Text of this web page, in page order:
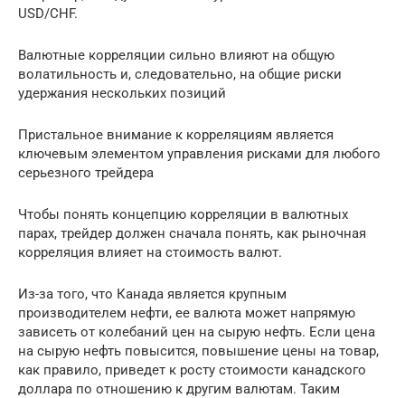
USD/CHF.
Валютные корреляции сильно влияют на общую
волатильность и, следовательно, на общие риски
удержания нескольких позиций
Пристальное внимание к корреляциям является
ключевым элементом управления рисками для любого
серьезного трейдера
Чтобы понять концепцию корреляции в валютных
парах, трейдер должен сначала понять, как рыночная
корреляция влияет на стоимость валют.
Из-за того, что Канада является крупным
производителем нефти, ее валюта может напрямую
зависеть от колебаний цен на сырую нефть. Если цена
на сырую нефть повысится, повышение цены на товар,
как правило, приведет к росту стоимости канадского
доллара по отношению к другим валютам. Таким